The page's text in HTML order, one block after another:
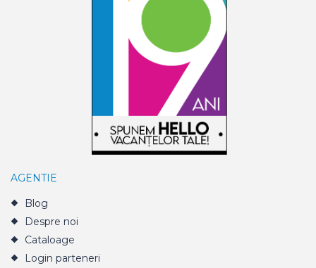
AGENTIE
Blog
Despre noi
Cataloage
Login parteneri